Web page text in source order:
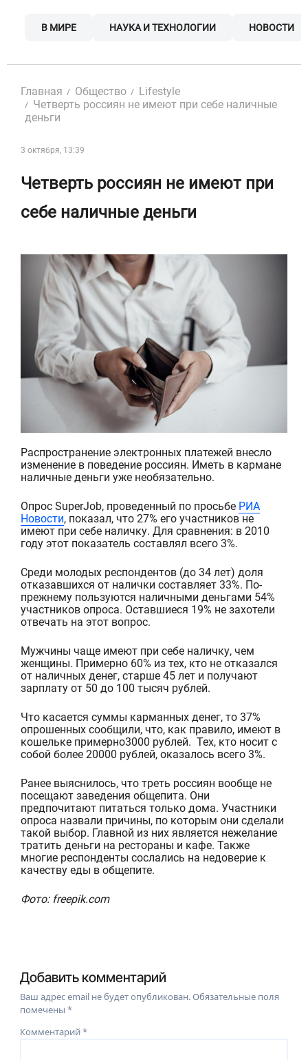
В МИРЕ НАУКА И ТЕХНОЛОГИИ НОВОСТИ
Главная Общество
Lifestyle
Четверть россиян не имеют при себе наличные
деньги
3 октября, 13:39
Четверть россиян не имеют при
себе наличные деньги
Распространение электронных платежей внесло
изменение в поведение россиян. Иметь в кармане
наличные деньги уже необязательно.
Опрос SuperJob, проведенный по просьбе РИА
Новости, показал, что 27% его участников не
имеют при себе наличку. Для сравнения: в 2010
году этот показатель составлял всего 3%.
Среди молодых респондентов (до 34 лет) доля
отказавшихся от налички составляет 33%. По-
прежнему пользуются наличными деньгами 54%
участников опроса. Оставшиеся 19% не захотели
отвечать на этот вопрос.
Мужчины чаще имеют при себе наличку, чем
женщины. Примерно 60% из тех, кто не отказался
от наличных денег, старше 45 лет и получают
зарплату от 50 до 100 тысяч рублей.
Что касается суммы карманныхденег, то37%
опрошенных сообщили, что, как правило, имеютв
кошельке примерно3000 рублей. Тех, кто носит с
собой более 20000 рублей, оказалось всего3%.
Ранее выяснилось, что треть россиян вообще не
посещают заведения общепита. Они
предпочитают питаться только дома. Участники
опроса назвали причины, по которым они сделали
такой выбор. Главной из них является нежелание
тратить деньги на рестораны и кафе. Также
многие респонденты сослались на недоверие к
качеству еды в общепите.
Фото: freepik.com
Добавить комментарий
Ваш адрес email не будет опубликован.Обязательные поля
помечены*
Комментарий*